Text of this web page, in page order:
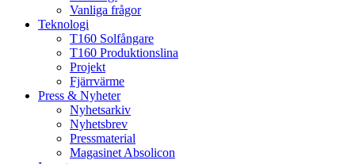
Vanliga frågor
Teknologi
T160 Solfångare
T160 Produktionslina
Projekt
Fjärrvärme
Press & Nyheter
Nyhetsarkiv
Nyhetsbrev
Pressmaterial
Magasinet Absolicon